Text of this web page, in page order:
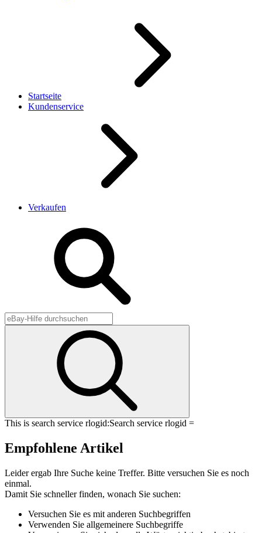
Startseite
Kundenservice
Verkaufen
This is search service rlogid:Search service rlogid =
Empfohlene Artikel
Leider ergab Ihre Suche keine Treffer. Bitte versuchen Sie es noch
einmal.
Damit Sie schneller finden, wonach Sie suchen:
Versuchen Sie es mit anderen Suchbegriffen
Verwenden Sie allgemeinere Suchbegriffe